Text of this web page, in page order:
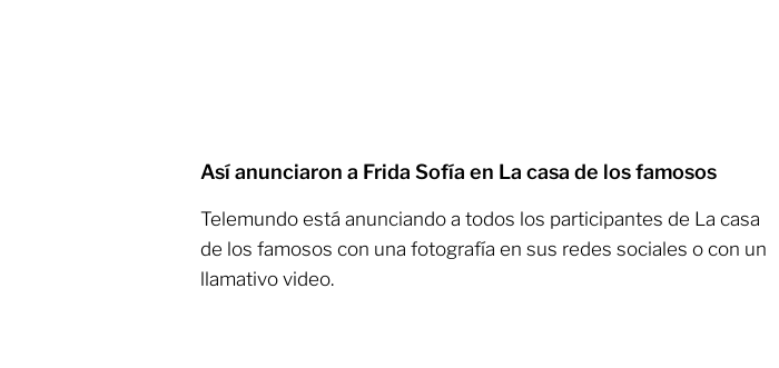
Así anunciaron a Frida Sofía en La casa de los famosos
Telemundo está anunciando a todos los participantes de La casa
de los famosos con una fotografía en sus redes sociales o con un
llamativo video.